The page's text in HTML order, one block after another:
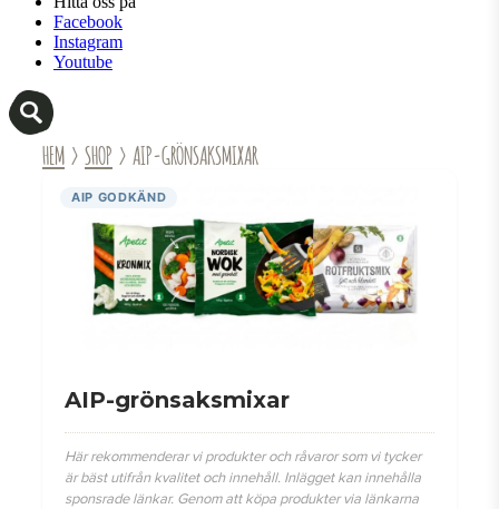
Facebook
Instagram
Youtube
HEM › SHOP › AIP-GRÖNSAKSMIXAR
AIP GODKÄND
AIP-grönsaksmixar
Här rekommenderar vi produkter och råvaror som vi tycker
är bäst utifrån kvalitet och innehåll. Inlägget kan innehålla
sponsrade länkar. Genom att köpa produkter via länkarna